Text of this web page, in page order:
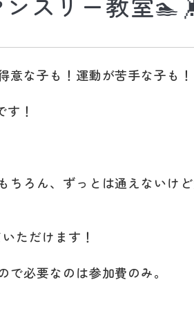
な子も！運動が苦手な子も！
！
ちろん、ずっとは通えないけ
ただけます！
必要なのは参加費のみ。